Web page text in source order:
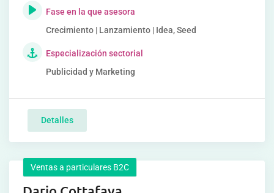
Fase en la que asesora
Crecimiento | Lanzamiento | Idea, Seed
Especialización sectorial
Publicidad y Marketing
Detalles
Ventas a particulares B2C